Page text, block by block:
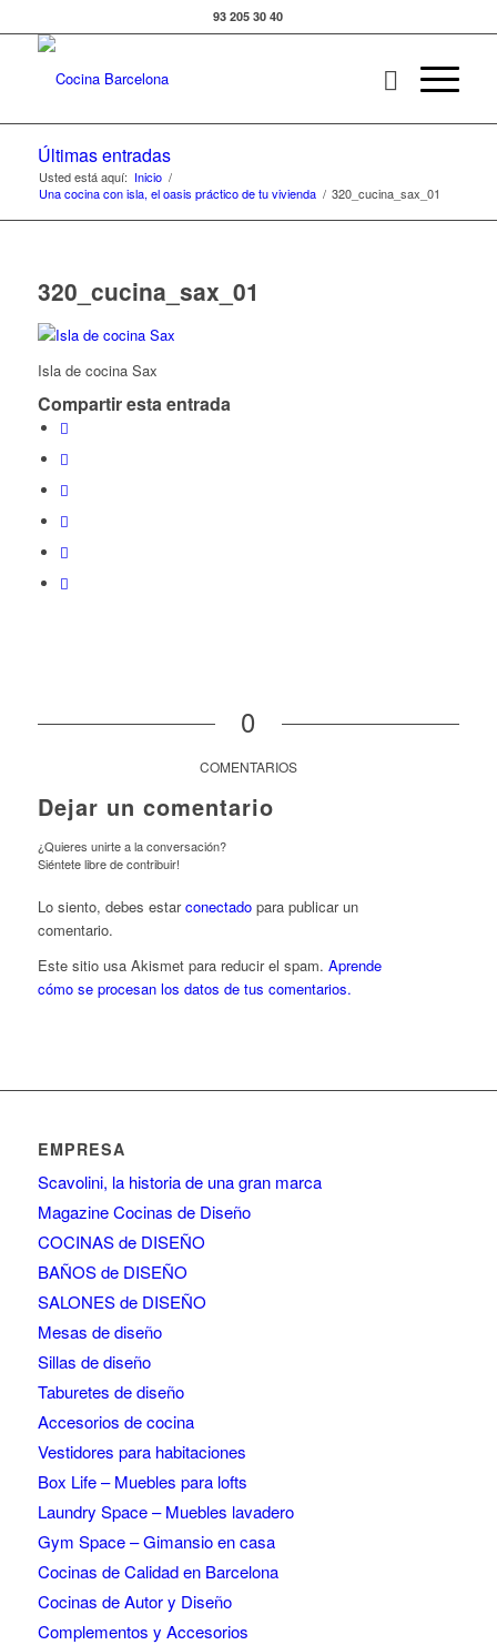
93 205 30 40
Últimas entradas
Usted está aquí: Inicio /
Una cocina con isla, el oasis práctico de tu vivienda / 320_cucina_sax_01
320_cucina_sax_01
Isla de cocina Sax
Compartir esta entrada
0
COMENTARIOS
Dejar un comentario
¿Quieres unirte a la conversación?
Siéntete libre de contribuir!
Lo siento, debes estarconectadopara publicar un
comentario.
Este sitio usa Akismet para reducir el spam. Aprende
cómo se procesan los datos de tus comentarios.
EMPRESA
Scavolini, la historia de una gran marca
Magazine Cocinas de Diseño
COCINAS de DISEÑO
BAÑOS de DISEÑO
SALONES de DISEÑO
Mesas de diseño
Sillas de diseño
Taburetes de diseño
Accesorios de cocina
Vestidores para habitaciones
Box Life – Muebles para lofts
Laundry Space – Muebles lavadero
Gym Space – Gimansio en casa
Cocinas de Calidad en Barcelona
Cocinas de Autor y Diseño
Complementos y Accesorios